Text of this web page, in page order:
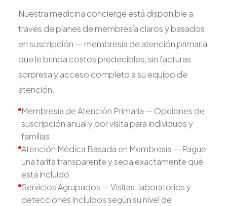
Nuestra medicina concierge está disponible a
través de planes de membresía claros y basados
en suscripción — membresía de atención primaria
que le brinda costos predecibles, sin facturas
sorpresa y acceso completo a su equipo de
atención.
Membresía de Atención Primaria — Opciones de
suscripción anual y por visita para individuos y
familias
Atención Médica Basada en Membresía — Pague
una tarifa transparente y sepa exactamente qué
está incluido
Servicios Agrupados — Visitas, laboratorios y
detecciones incluidos según su nivel de